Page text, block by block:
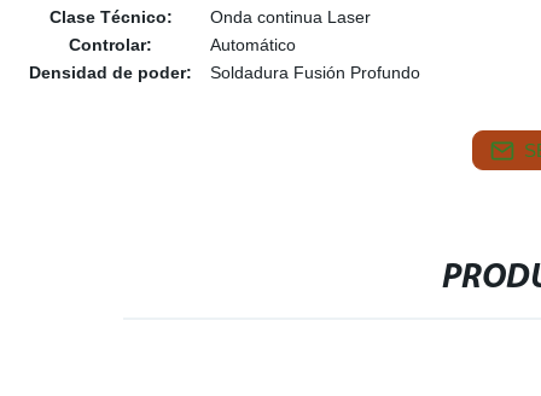
Clase Técnico:
Onda continua Laser
Controlar:
Automático
Densidad de poder:
Soldadura Fusión Profundo